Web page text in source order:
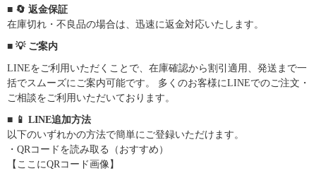
■ 🔄 返金保証
在庫切れ・不良品の場合は、迅速に返金対応いたします。
■ 💡 ご案内
LINEをご利用いただくことで、在庫確認から割引適用、発送まで一
括でスムーズにご案内可能です。 多くのお客様にLINEでのご注文・
ご相談をご利用いただいております。
■ 📱 LINE追加方法
以下のいずれかの方法で簡単にご登録いただけます。
・QRコードを読み取る（おすすめ）
【ここにQRコード画像】